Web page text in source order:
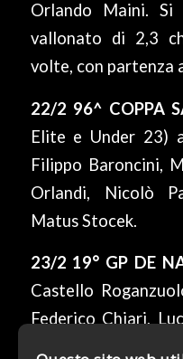
Orlando Maini.
vallonato di 2,3
volte, con partenza
22/2 96^ COPPA
Elite e Under 23)
Filippo Baroncini,
Orlandi, Nicolò
Matus Stocek.
23/2 19° GP DE
Castello
Federico Chiari,
Costa, Matteo